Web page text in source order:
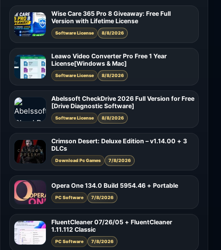
Wise Care 365 Pro 8 Giveaway: Free Full
Version with Lifetime License
Software License 8/8/2026
Leawo Video Converter Pro Free 1 Year
License[Windows & Mac]
Software License 8/8/2026
Abelssoft CheckDrive 2026 Full Version for Free
[Drive Diagnostic Software]
Software License 8/8/2026
Crimson Desert: Deluxe Edition – v1.14.00 + 3
DLCs
Download Pc Games 7/8/2026
Opera One 134.0 Build 5954.46 + Portable
PC Software 7/8/2026
FluentCleaner 07/26/05 + FluentCleaner
1.11.112 Classic
PC Software 7/8/2026